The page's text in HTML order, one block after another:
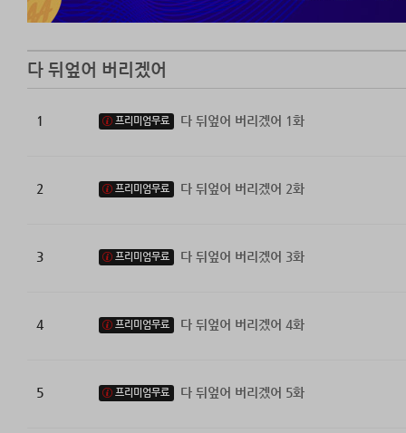
다 뒤엎어 버리겠어
1 프리미엄무료 다 뒤엎어 버리겠어 1화
2 프리미엄무료 다 뒤엎어 버리겠어 2화
3 프리미엄무료 다 뒤엎어 버리겠어 3화
4 프리미엄무료 다 뒤엎어 버리겠어 4화
5 프리미엄무료 다 뒤엎어 버리겠어 5화